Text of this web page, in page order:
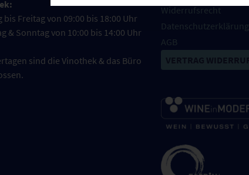
bis Freitag von 09:00 bis 18:00 Uhr
& Sonntag von 10:00 bis 14:00 Uhr
sind die Vinothek & das Büro
Widerrufsrecht
Datenschutzerklärung
AGB